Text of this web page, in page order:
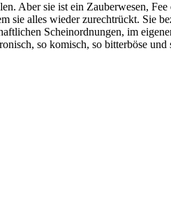
Aber sie ist ein Zauberwesen,
alles wieder zurechtrückt. Sie
Scheinordnungen, im
so komisch, so bitterböse